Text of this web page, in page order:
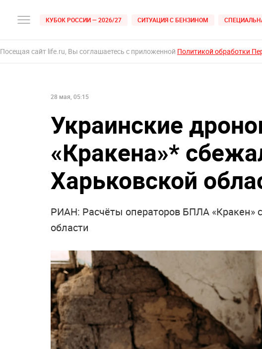
КУБОК РОССИИ — 2026/27 СИТУАЦИЯ С БЕНЗИНОМ
Посещая сайт life.ru, Вы соглашаетесь с приложенной Политикой обработки
28 мая, 05:15
Украинские
«Кракена»*
Харьковской
РИАН: Расчёты операторов БПЛА «Кракен»
области